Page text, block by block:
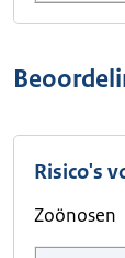
Risico's
Zoönosen